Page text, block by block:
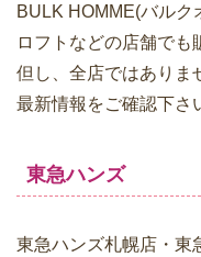
BULK HOMME(バルク
ロフトなどの店舗でも
但し、全店ではありま
最新情報をご確認下さ
東急ハンズ
東急ハンズ札幌店・東